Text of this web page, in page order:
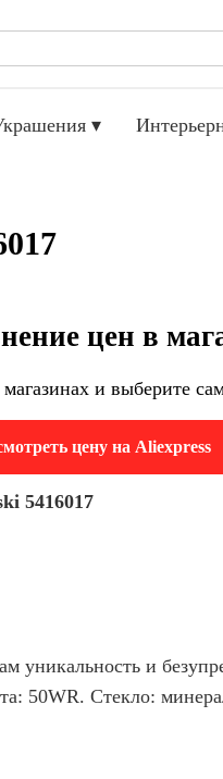
▾
цен в
и выберите
цену на Aliexpress
5416017
уникальность и
50WR. Стекло: